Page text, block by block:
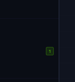
1